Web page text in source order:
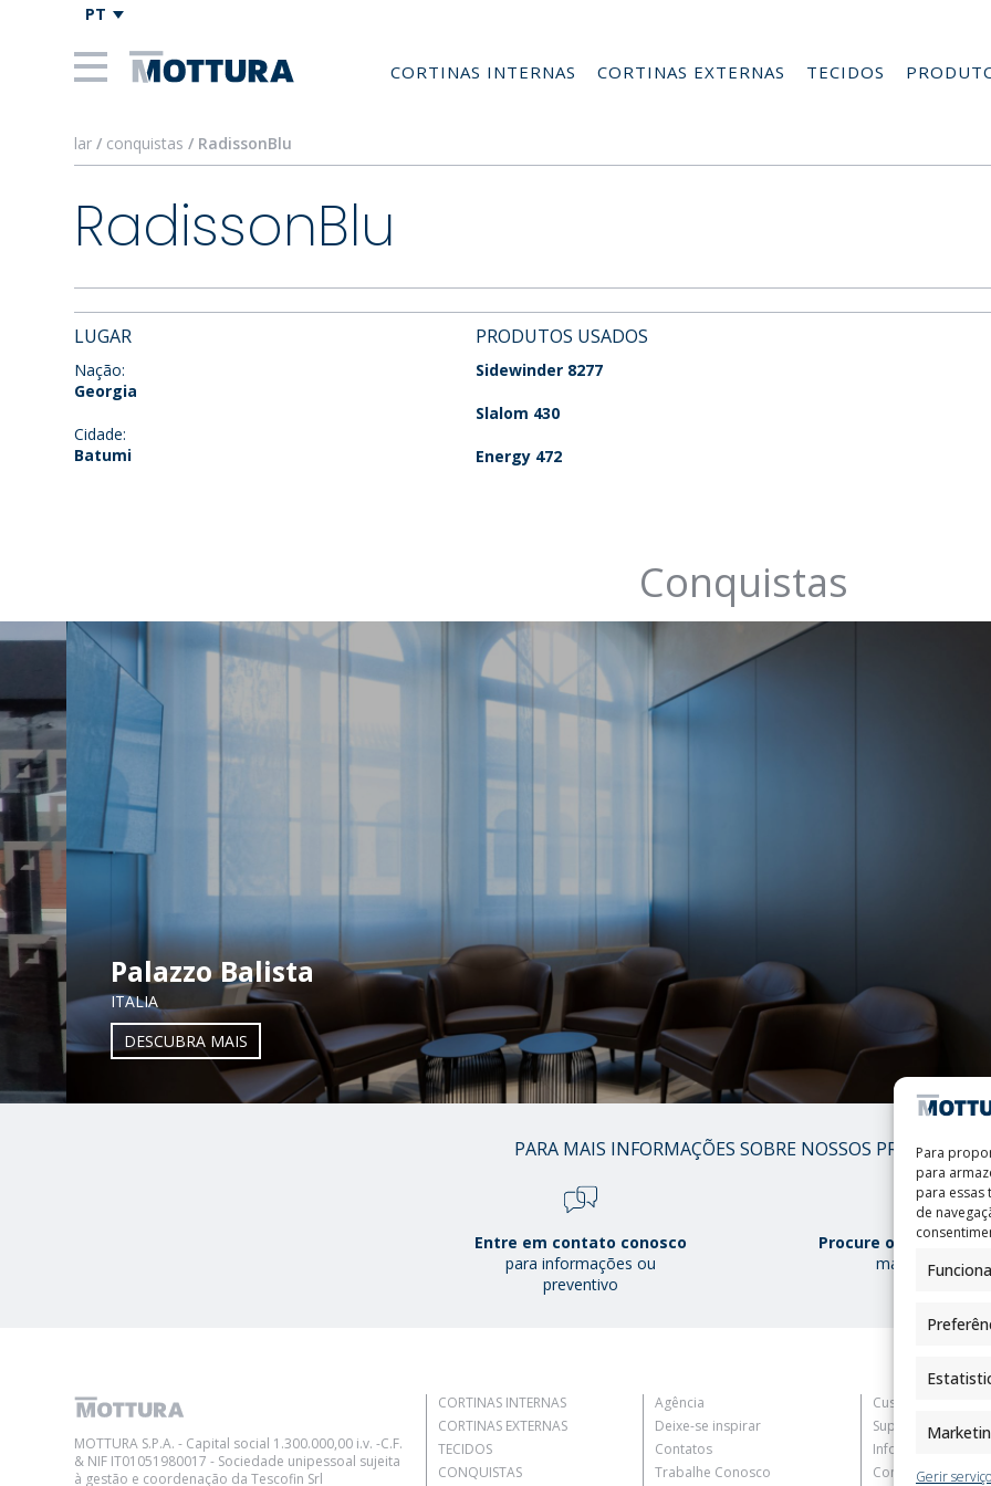
Para
para
para
de
Gerir
PT
CORTINAS INTERNAS CORTINAS EXTERNAS TECIDOS
lar / conquistas / RadissonBlu
RadissonBlu
LUGAR
Nação:
Georgia
Cidade:
Batumi
PRODUTOS USADOS
Sidewinder 8277
Slalom 430
Energy 472
Conquistas
Palazzo Balista
ITALIA
DESCUBRA MAIS
/
PARA MAIS INFORMAÇÕES SOBRE NOSSOS PRODUTOS
Entre em contato conosco
para informações ou
preventivo
Procure o Mottura
mais perto
MOTTURA S.P.A. - Capital social 1.300.000,00 i.v. -C.F.
& NIF IT01051980017 - Sociedade unipessoal sujeita
à gestão e coordenação da Tescofin Srl
CORTINAS INTERNAS
CORTINAS EXTERNAS
TECIDOS
CONQUISTAS
Agência
Deixe-se inspirar
Contatos
Trabalhe Conosco
Customer
Supplier
Information for
Contact